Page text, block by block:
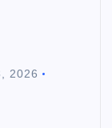
2026